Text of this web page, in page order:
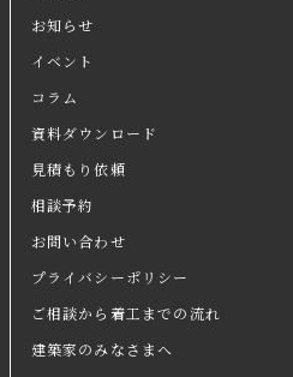
arrow
arrow
arrow
よくある質問
お問い合わせ
資料ダウンロード
取引会社の皆さまへ
プライバシーポリシー
コラム
見積もり依頼
ご相談から着工までの流れ
建築家のみなさまへ
お知らせ
イベント
コラム
資料ダウンロード
見積もり依頼
相談予約
お問い合わせ
プライバシーポリシー